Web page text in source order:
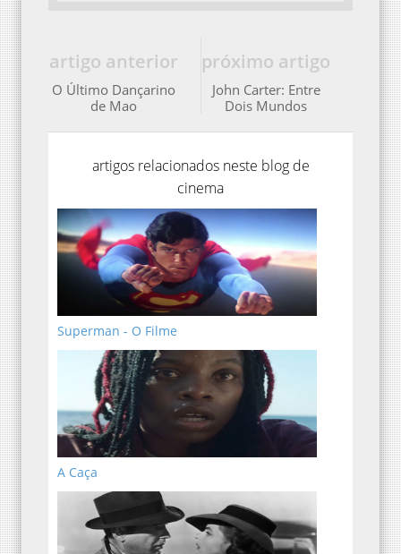
próximo artigo
John Carter: Entre
Dois Mundos
artigo anterior
O Último Dançarino
de Mao
artigos relacionados neste blog de
cinema
Superman - O Filme
A Caça